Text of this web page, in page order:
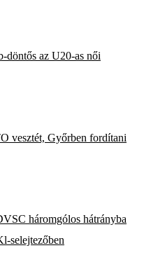
döntős az U20-as női
vesztét, Győrben fordítani
háromgólos hátrányba
selejtezőben